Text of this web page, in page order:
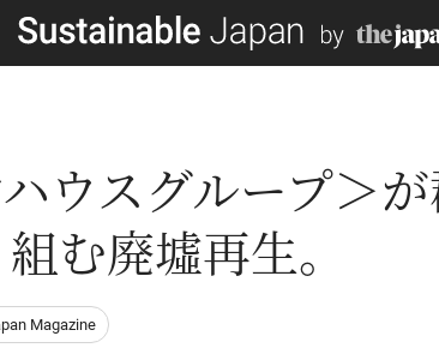
ウスグループ＞
む廃墟再生。
Magazine